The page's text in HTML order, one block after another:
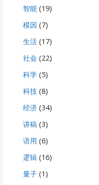
智能 (19)
模因 (7)
生活 (17)
社会 (22)
科学 (5)
科技 (8)
经济 (34)
讲稿 (3)
语用 (6)
逻辑 (16)
量子 (1)